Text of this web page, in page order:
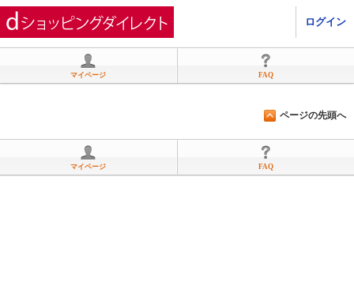
ログイン
マイページ FAQ
ページの先頭へ
マイページ FAQ